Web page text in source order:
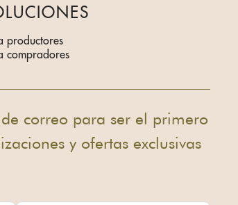
productores
compradores
correo para ser el primero
y ofertas exclusivas